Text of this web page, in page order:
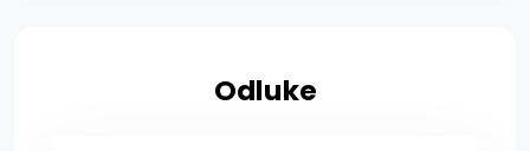
Odluke